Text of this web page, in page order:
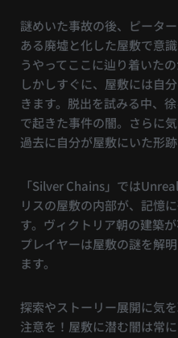
謎めいた事故の後、ピータ
ある廃墟と化した屋敷で意
うやってここに辿り着いた
しかしすぐに、屋敷には自
きます。脱出を試みる中、
で起きた事件の闇。さらに
過去に自分が屋敷にいた形
「Silver Chains」では
リスの屋敷の内部が、記憶
す。ヴィクトリア朝の建築
プレイヤーは屋敷の謎を解
ます。
探索やストーリー展開に気
注意を！屋敷に潜む闇は常